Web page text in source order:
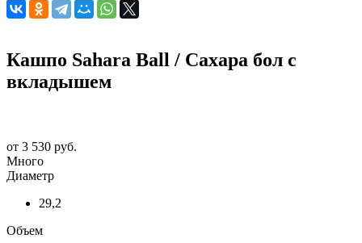
Кашпо Sahara Ball / Сахара бол с
вкладышем
от 3 530 руб.
Много
Диаметр
29,2
Объем